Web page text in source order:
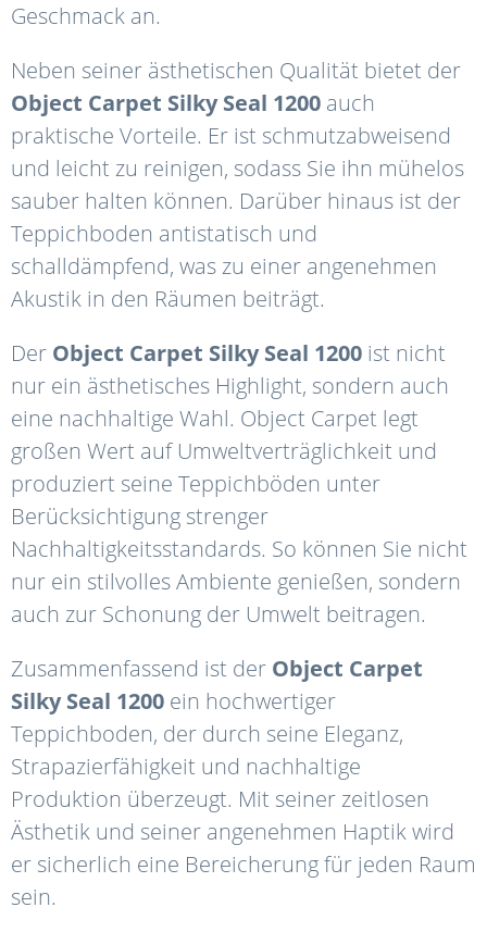
Geschmack an.
Neben seiner ästhetischen Qualität bietet der
Object Carpet Silky Seal 1200 auch
praktische Vorteile. Er ist schmutzabweisend
und leicht zu reinigen, sodass Sie ihn mühelos
sauber halten können. Darüber hinaus ist der
Teppichboden antistatisch und
schalldämpfend, was zu einer angenehmen
Akustik in den Räumen beiträgt.
Der Object Carpet Silky Seal 1200 ist nicht
nur ein ästhetisches Highlight, sondern auch
eine nachhaltige Wahl. Object Carpet legt
großen Wert auf Umweltverträglichkeit und
produziert seine Teppichböden unter
Berücksichtigung strenger
Nachhaltigkeitsstandards. So können Sie nicht
nur ein stilvolles Ambiente genießen, sondern
auch zur Schonung der Umwelt beitragen.
Zusammenfassend ist der Object Carpet
Silky Seal 1200 ein hochwertiger
Teppichboden, der durch seine Eleganz,
Strapazierfähigkeit und nachhaltige
Produktion überzeugt. Mit seiner zeitlosen
Ästhetik und seiner angenehmen Haptik wird
er sicherlich eine Bereicherung für jeden Raum
sein.